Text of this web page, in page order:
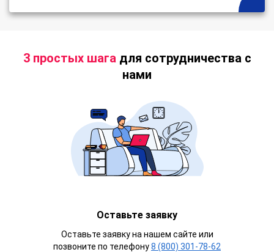
3 простых шагадля сотрудничества с
нами
Оставьте заявку
Оставьте заявку на нашем сайте или
позвоните по телефону8 (800) 301-78-62